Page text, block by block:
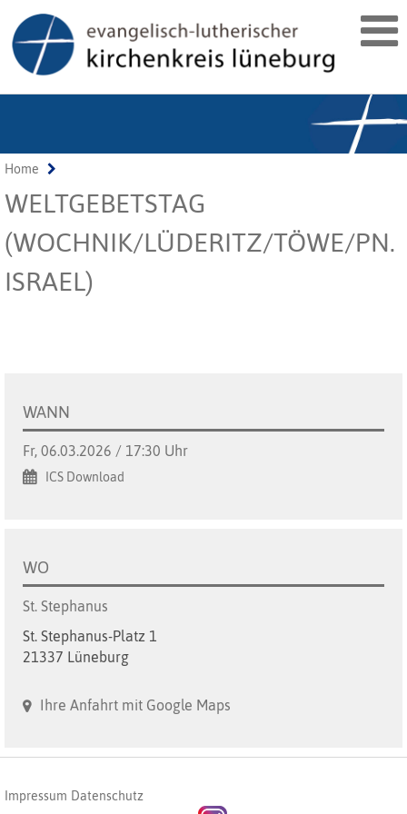
Home
WELTGEBETSTAG
(WOCHNIK/LÜDERITZ/TÖWE/PN.
ISRAEL)
WANN
Fr, 06.03.2026 / 17:30 Uhr
ICS Download
WO
St. Stephanus
St. Stephanus-Platz 1
21337 Lüneburg
Ihre Anfahrt mit Google Maps
Impressum Datenschutz